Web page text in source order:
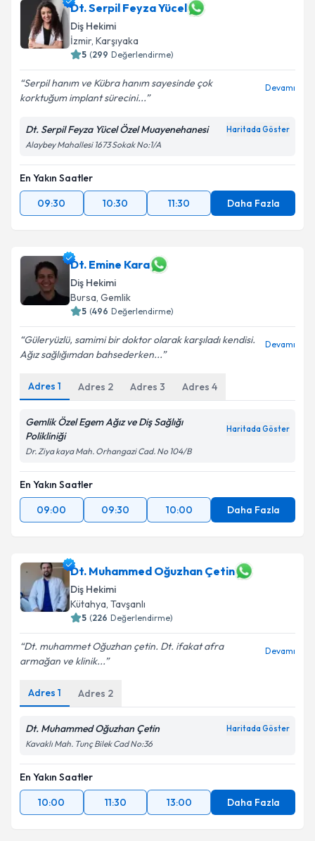
Dt. Serpil Feyza Yücel
Diş Hekimi
İzmir, Karşıyaka
5 (299 Değerlendirme)
Serpil hanım ve Kübra hanım sayesinde çok
korktuğum implant sürecini...
Devamı
Dt. Serpil Feyza Yücel Özel Muayenehanesi Haritada Göster
Alaybey Mahallesi 1673 Sokak No:1/A
En Yakın Saatler
09:30
10:30 11:30 Daha Fazla
Dt. Emine Kara
Diş Hekimi
Bursa, Gemlik
5 (496 Değerlendirme)
Güleryüzlü, samimi bir doktor olarak karşıladı kendisi.
Ağız sağlığımdan bahsederken...
Devamı
Adres 1 Adres 2 Adres 3 Adres 4
Gemlik Özel Egem Ağız ve Diş Sağlığı
Polikliniği
Haritada Göster
Dr. Ziya kaya Mah. Orhangazi Cad. No 104/B
En Yakın Saatler
09:00
09:30 10:00 Daha Fazla
Dt. Muhammed Oğuzhan Çetin
Diş Hekimi
Kütahya, Tavşanlı
5 (226 Değerlendirme)
Dt. muhammet Oğuzhan çetin. Dt. ifakat afra
armağan ve klinik...
Devamı
Adres 1 Adres 2
Dt. Muhammed Oğuzhan Çetin Haritada Göster
Kavaklı Mah. Tunç Bilek Cad No:36
En Yakın Saatler
10:00
11:30 13:00 Daha Fazla